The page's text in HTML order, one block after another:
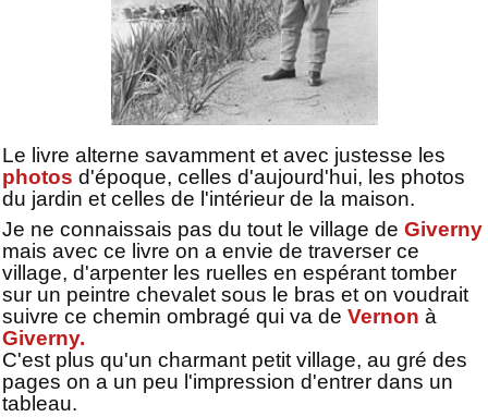
Le livre alterne savamment et avec justesse les
photos d'époque, celles d'aujourd'hui, les photos
du jardin et celles de l'intérieur de la maison.
Je ne connaissais pas du tout le village de Giverny
mais avec ce livre on a envie de traverser ce
village, d'arpenter les ruelles en espérant tomber
sur un peintre chevalet sous le bras et on voudrait
suivre ce chemin ombragé qui va de Vernon à
Giverny.
C'est plus qu'un charmant petit village, au gré des
pages on a un peu l'impression d'entrer dans un
tableau.